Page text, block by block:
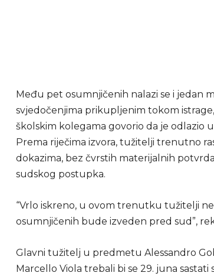
Među pet osumnjičenih nalazi se i jedan
svjedočenjima prikupljenim tokom
školskim kolegama govorio da je odlazio
Prema riječima izvora, tužitelji trenutno
dokazima, bez čvrstih materijalnih
sudskog postupka.
“Vrlo iskreno, u ovom trenutku tužitelji
osumnjičenih bude izveden pred sud”,
Glavni tužitelj u predmetu Alessandro
Marcello Viola trebali bi se 29. juna